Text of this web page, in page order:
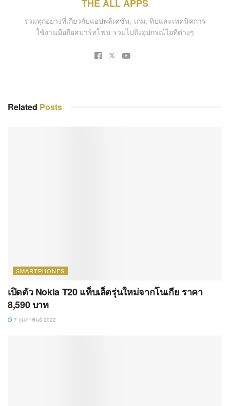
THE ALL APPS
รวมทุกอย่างที่เกี่ยวกับแอปพลิเคชัน, เกม, ทิปและเทคนิคการ
ใช้งานมือถือสมาร์ทโฟน รวมไปถึงอุปกรณ์ไอทีต่างๆ
Related Posts
SMARTPHONES
เปิดตัว Nokia T20 แท็บเล็ตรุ่นใหม่จากโนเกีย ราคา
8,590 บาท
7 กุมภาพันธ์ 2022